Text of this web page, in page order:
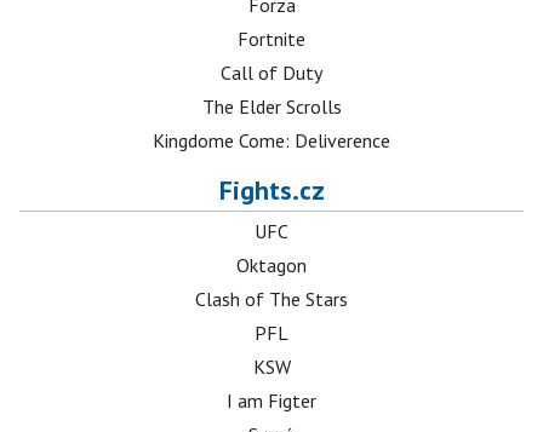
Forza
Fortnite
Call of Duty
The Elder Scrolls
Kingdome Come: Deliverence
Fights.cz
UFC
Oktagon
Clash of The Stars
PFL
KSW
I am Figter